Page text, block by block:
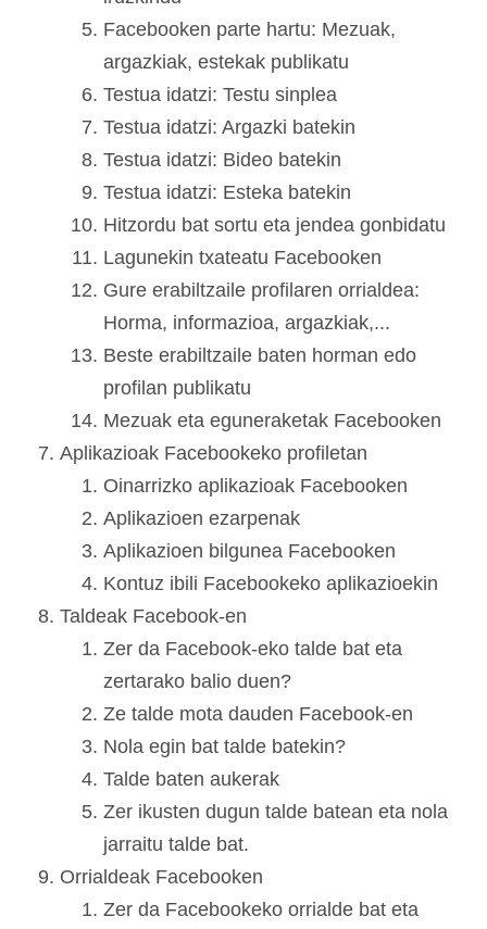
Facebooken parte hartu: Mezuak,
argazkiak, estekak publikatu
Testua idatzi: Testu sinplea
Testua idatzi: Argazki batekin
Testua idatzi: Bideo batekin
Testua idatzi: Esteka batekin
Hitzordu bat sortu eta jendea gonbidatu
Lagunekin txateatu Facebooken
Gure erabiltzaile profilaren orrialdea:
Horma, informazioa, argazkiak,...
Beste erabiltzaile baten horman edo
profilan publikatu
Mezuak eta eguneraketak Facebooken
Aplikazioak Facebookeko profiletan
Oinarrizko aplikazioak Facebooken
Aplikazioen ezarpenak
Aplikazioen bilgunea Facebooken
Kontuz ibili Facebookeko aplikazioekin
Taldeak Facebook-en
Zer da Facebook-eko talde bat eta
zertarako balio duen?
Ze talde mota dauden Facebook-en
Nola egin bat talde batekin?
Talde baten aukerak
Zer ikusten dugun talde batean eta nola
jarraitu talde bat.
Orrialdeak Facebooken
Zer da Facebookeko orrialde bat eta